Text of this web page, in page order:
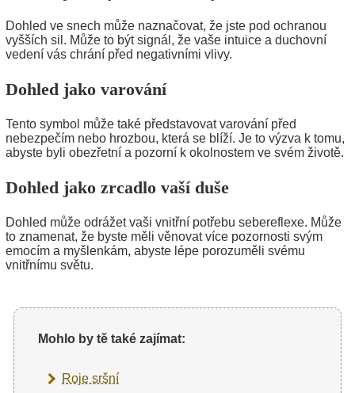
Dohled ve snech může naznačovat, že jste pod ochranou
vyšších sil. Může to být signál, že vaše intuice a duchovní
vedení vás chrání před negativními vlivy.
Dohled jako varování
Tento symbol může také představovat varování před
nebezpečím nebo hrozbou, která se blíží. Je to výzva k tomu,
abyste byli obezřetní a pozorní k okolnostem ve svém životě.
Dohled jako zrcadlo vaší duše
Dohled může odrážet vaši vnitřní potřebu sebereflexe. Může
to znamenat, že byste měli věnovat více pozornosti svým
emocím a myšlenkám, abyste lépe porozuměli svému
vnitřnímu světu.
Mohlo by tě také zajímat:
Roje sršní